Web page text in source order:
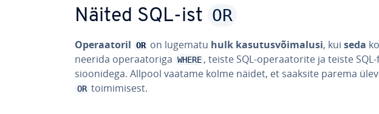
Näited SQL-ist OR
Ope­raa­to­ril OR on lugematu hulk ka­su­tus­või­ma­lusi, kui seda
nee­rida ope­raa­toriga WHERE , teiste SQL-ope­raa­to­rite ja teiste
sioo­ni­dega. Allpool vaatame kolme näidet, et saaksite parema
OR toi­mi­mi­sest.